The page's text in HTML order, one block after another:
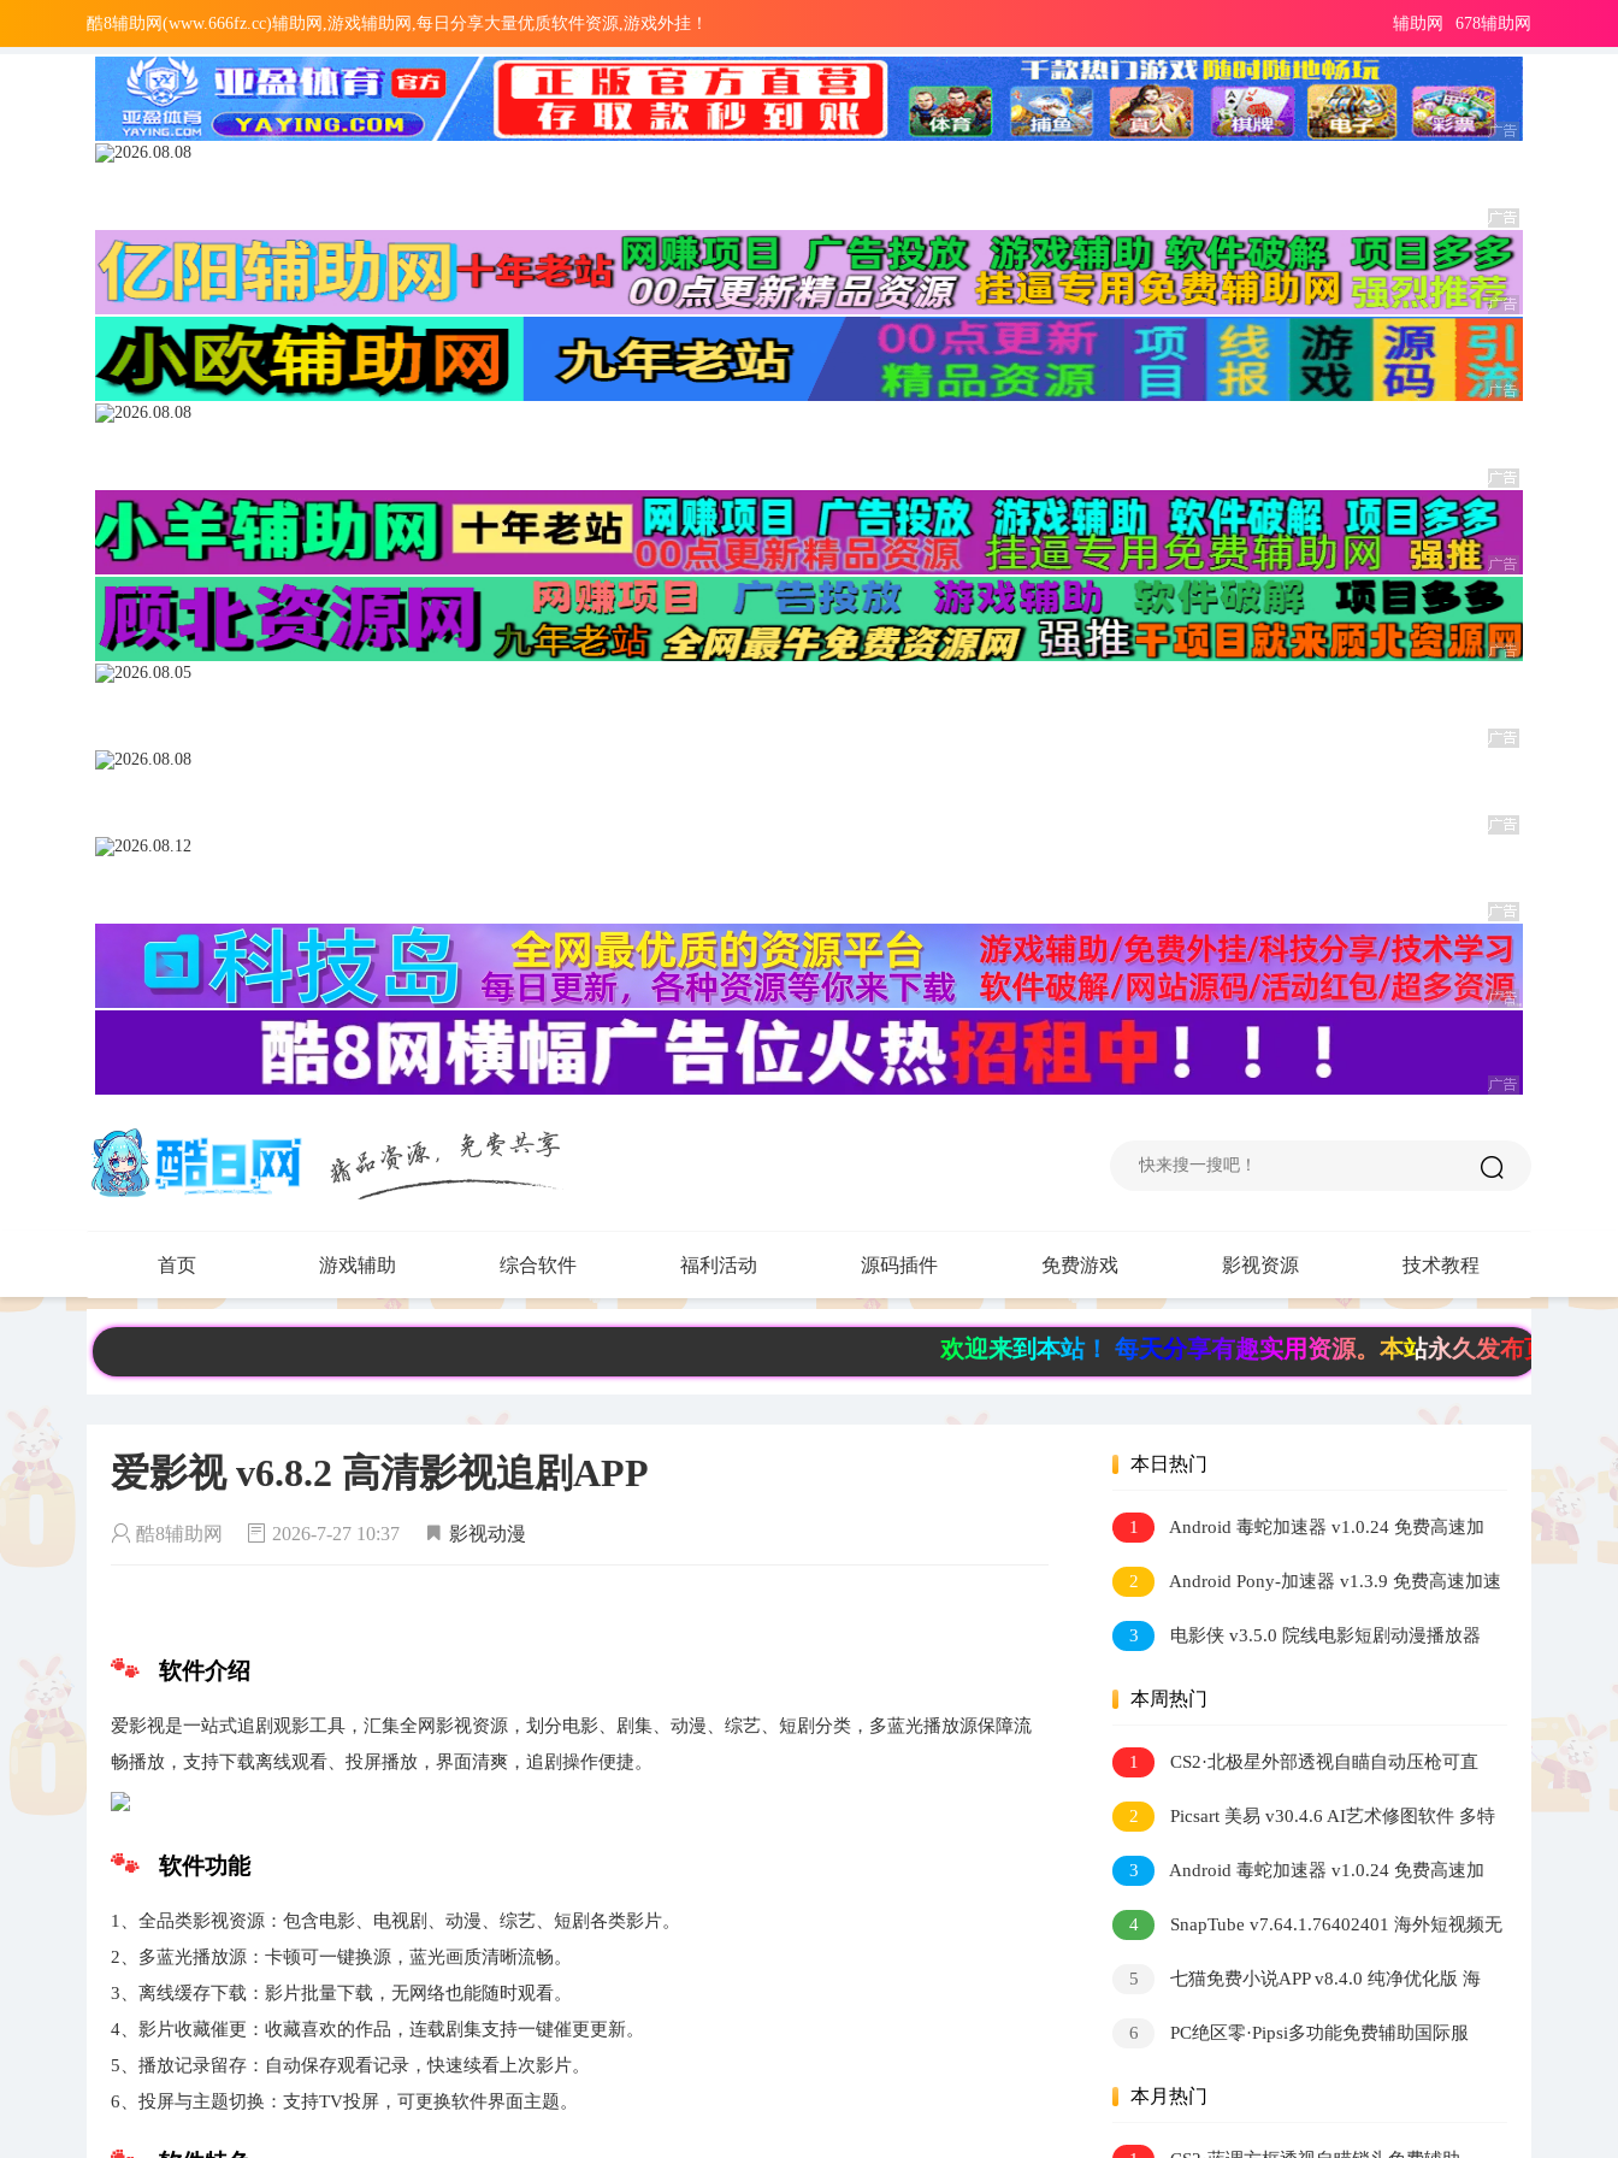
酷8辅助网(www.666fz.cc)辅助网,游戏辅助网,每日分享大量优质软件资源,游戏外挂！ 678辅助网
辅助网
首页 游戏辅助 综合软件 福利活动 源码插件 免费游戏 影视资源 技术教程
欢迎来到本站！ 每天分享有趣实用资源。本站永久发布页《
爱影视 v6.8.2 高清影视追剧APP
酷8辅助网 2026-7-27 10:37 影视动漫
软件介绍
爱影视是一站式追剧观影工具，汇集全网影视资源，划分电影、剧集、动漫、综艺、短剧分类，多蓝光播放源保障流
畅播放，支持下载离线观看、投屏播放，界面清爽，追剧操作便捷。
软件功能
1、全品类影视资源：包含电影、电视剧、动漫、综艺、短剧各类影片。
2、多蓝光播放源：卡顿可一键换源，蓝光画质清晰流畅。
3、离线缓存下载：影片批量下载，无网络也能随时观看。
4、影片收藏催更：收藏喜欢的作品，连载剧集支持一键催更更新。
5、播放记录留存：自动保存观看记录，快速续看上次影片。
6、投屏与主题切换：支持TV投屏，可更换软件界面主题。
本日热门
1
Android 毒蛇加速器 v1.0.24 免费高速加
速器
2
Android Pony-加速器 v1.3.9 免费高速加速
器
3
电影侠 v3.5.0 院线电影短剧动漫播放器
本周热门
1
CS2·北极星外部透视自瞄自动压枪可直
播 v2.7.3
2
Picsart 美易 v30.4.6 AI艺术修图软件 多特
效照片编辑工具
3
Android 毒蛇加速器 v1.0.24 免费高速加
速器
4
SnapTube v7.64.1.76402401 海外短视频无
5
七猫免费小说APP v8.4.0 纯净优化版 海
6
PC绝区零·Pipsi多功能免费辅助国际服
本月热门